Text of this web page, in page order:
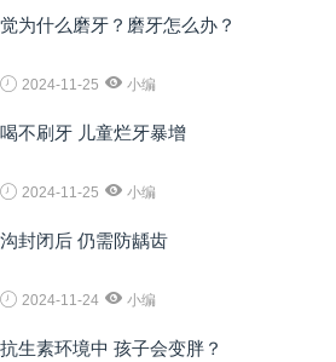
为什么磨牙？磨牙怎么办？
2024-11-25 小编
不刷牙 儿童烂牙暴增
2024-11-25 小编
封闭后 仍需防龋齿
2024-11-24 小编
生素环境中 孩子会变胖？